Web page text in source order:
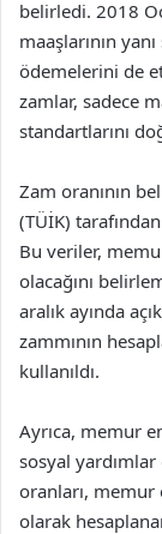
belirledi. 2018
maaşlarının
ödemelerini de
zamlar, sadece
standartlarını
Zam oranının
(TÜİK)
Bu veriler,
olacağını
aralık ayında
zammının
kullanıldı.
Ayrıca, memur
sosyal yardımlar
oranları, memur
olarak